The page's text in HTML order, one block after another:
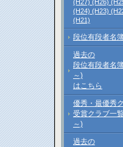
(H27) (H26)
(H24) (H23)
(H21)
段位有段者名
過去の
段位有段者名
～)
はこちら
優秀・最優秀
受賞クラブ一
～)
過去の